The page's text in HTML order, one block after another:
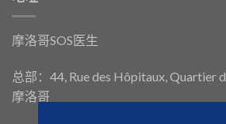
faire
à
médecins
摩洛哥SOS医生
总部：44, Rue des Hôpitaux, Quartier
摩洛哥